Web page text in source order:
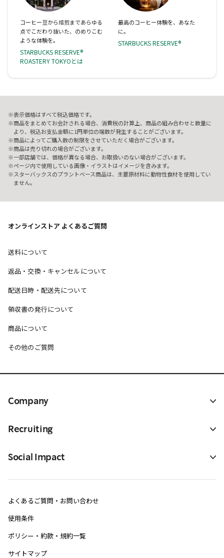
コーヒー豆から焙煎まであらゆる
点でこだわり抜いた、のめりこむ
ような体験を。
STARBUCKS RESERVE®
ROASTERY TOKYOとは
最高のコーヒー体験を、あなた
に。
STARBUCKS RESERVE®
表示価格はすべて税込価格です。
商品をまとめてお会計される場合、消費税の計算上、商品の組み合わせと数量に
より、税込お支払金額に1円単位の端数が発生することがございます。
商品によってご購入数の制限をさせていただく場合がございます。
商品は売り切れの場合がございます。
一部店舗では、価格が異なる場合、お取扱いのない場合がございます。
ページ内で使用している画像・イラストはイメージを含みます。
スターバックスのプラントベース商品は、主要原材料に動物性食材を使用してい
ません。
オンラインストア よくあるご質問
送料について
返品・交換・キャンセルについて
配送日時・配送先について
領収書の発行について
商品について
その他のご質問
Company
Recruiting
Social Impact
よくあるご質問・お問い合わせ
使用条件
ポリシー・約款・規約一覧
サイトマップ